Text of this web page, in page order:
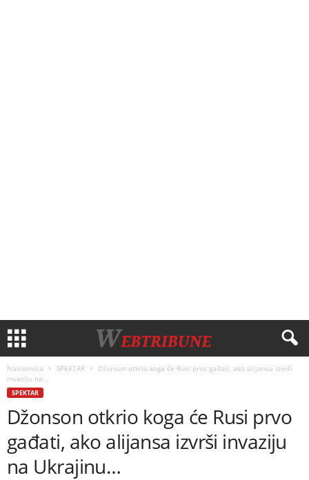
Naslovnica SPEKTAR
Džonson otkrio koga će Rusi prvo gađati, ako alijansa izvrši
invaziju na...
SPEKTAR
Džonson otkrio koga će Rusi prvo
gađati, ako alijansa izvrši invaziju
na Ukrajinu…